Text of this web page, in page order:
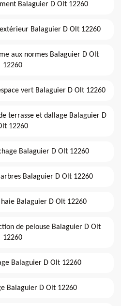
Balaguier D Olt 12260
Balaguier D Olt 12260
aux normes Balaguier D Olt
12260
vert Balaguier D Olt 12260
terrasse et dallage Balaguier D
12260
Balaguier D Olt 12260
Balaguier D Olt 12260
Balaguier D Olt 12260
de pelouse Balaguier D Olt
12260
Balaguier D Olt 12260
Balaguier D Olt 12260